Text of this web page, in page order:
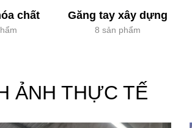
chất Găng tay xây dựng
8 sản phẩm
ẢNH THỰC TẾ